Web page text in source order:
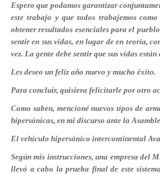
Espero que podamos garantizar
este trabajo y que todos trabajemos
obtener resultados esenciales para el
sentir en sus vidas, en lugar de en teoría,
vez. La gente debe sentir que sus vidas
Les deseo un feliz año nuevo y mucho éxito.
Para concluir, quisiera felicitarle por otro
Como saben, mencioné nuevos tipos de
hipersónicas, en mi discurso ante la
El vehículo hipersónico intercontinental
Según mis instrucciones, una empresa del
llevó a cabo la prueba final de este